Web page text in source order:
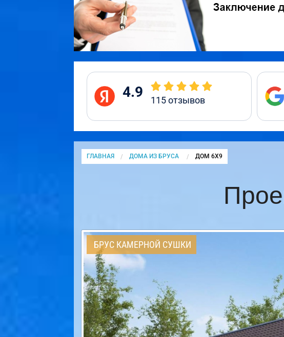
4.9 115отзывов
ГЛАВНАЯ ДОМА ИЗ БРУСА CURRENT:
ДОМ 6Х9
БРУС КАМЕРНОЙ СУШКИ